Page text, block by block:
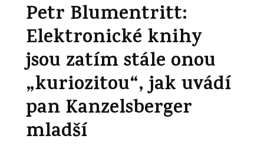
Petr Blumentritt:
Elektronické knihy
jsou zatím stále onou
„kuriozitou“, jak uvádí
pan Kanzelsberger
mladší